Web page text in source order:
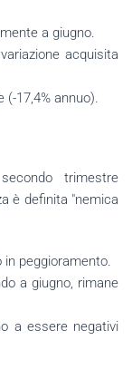
a giugno.
acquisita
17,4% annuo).
trimestre
è definita "nemica
in peggioramento.
a giugno, rimane
a essere negativi